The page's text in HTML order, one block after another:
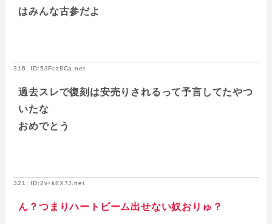
はみんな古参だよ
316: ID:53Fcz8Ca.net
過去スレで復刻は安売りされるって予言してたやつ
いたな
おめでとう
321: ID:2v+k8X7J.net
ん？つまりハートビーム出せない奴おりゅ？